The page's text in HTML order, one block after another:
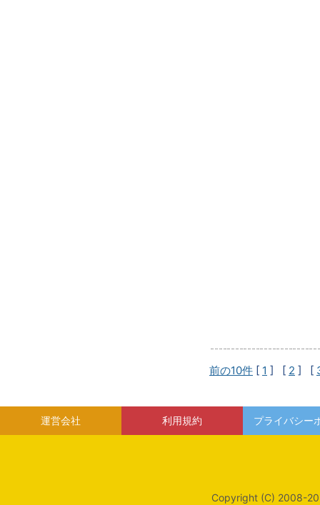
前の10件 [ 1 ] [ 2 ] [
運営会社 利用規約 プライバシー
Copyright (C) 2008-